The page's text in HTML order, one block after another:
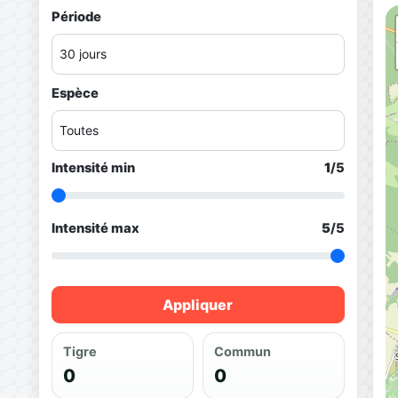
Période
Espèce
Intensité min 1/5
Intensité max 5/5
Appliquer
Tigre
0
Commun
0